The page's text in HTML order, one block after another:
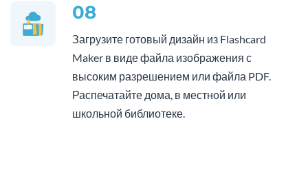
08
Загрузите готовый дизайн из Flashcard
Maker в виде файла изображения с
высоким разрешением или файла PDF.
Распечатайте дома, в местной или
школьной библиотеке.